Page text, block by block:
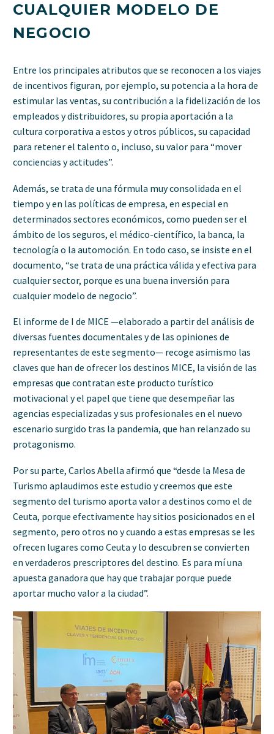
CUALQUIER MODELO DE
NEGOCIO
Entre los principales atributos que se reconocen a los viajes
de incentivos figuran, por ejemplo, su potencia a la hora de
estimular las ventas, su contribución a la fidelización de los
empleados y distribuidores, su propia aportación a la
cultura corporativa a estos y otros públicos, su capacidad
para retener el talento o, incluso, su valor para “mover
conciencias y actitudes”.
Además, se trata de una fórmula muy consolidada en el
tiempo y en las políticas de empresa, en especial en
determinados sectores económicos, como pueden ser el
ámbito de los seguros, el médico-científico, la banca, la
tecnología o la automoción. En todo caso, se insiste en el
documento, “se trata de una práctica válida y efectiva para
cualquier sector, porque es una buena inversión para
cualquier modelo de negocio”.
El informe de I de MICE —elaborado a partir del análisis de
diversas fuentes documentales y de las opiniones de
representantes de este segmento— recoge asimismo las
claves que han de ofrecer los destinos MICE, la visión de las
empresas que contratan este producto turístico
motivacional y el papel que tiene que desempeñar las
agencias especializadas y sus profesionales en el nuevo
escenario surgido tras la pandemia, que han relanzado su
protagonismo.
Por su parte, Carlos Abella afirmó que “desde la Mesa de
Turismo aplaudimos este estudio y creemos que este
segmento del turismo aporta valor a destinos como el de
Ceuta, porque efectivamente hay sitios posicionados en el
segmento, pero otros no y cuando a estas empresas se les
ofrecen lugares como Ceuta y lo descubren se convierten
en verdaderos prescriptores del destino. Es para mí una
apuesta ganadora que hay que trabajar porque puede
aportar mucho valor a la ciudad”.